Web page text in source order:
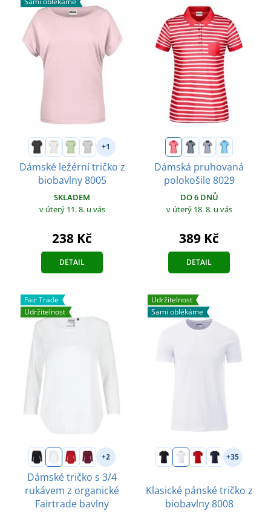
+1
Dámské ležérní tričko z
biobavlny 8005
SKLADEM
v úterý 11. 8. u vás
238 Kč
DETAIL
Dámská pruhovaná
polokošile 8029
DO 6 DNŮ
v úterý 18. 8. u vás
389 Kč
DETAIL
Fair Trade
Udržitelnost
+2
Dámské tričko s 3/4
rukávem z organické
Fairtrade bavlny
Udržitelnost
Sami oblékáme
+35
Klasické pánské tričko z
biobavlny 8008